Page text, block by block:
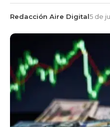
Redacción Aire Digital5 de